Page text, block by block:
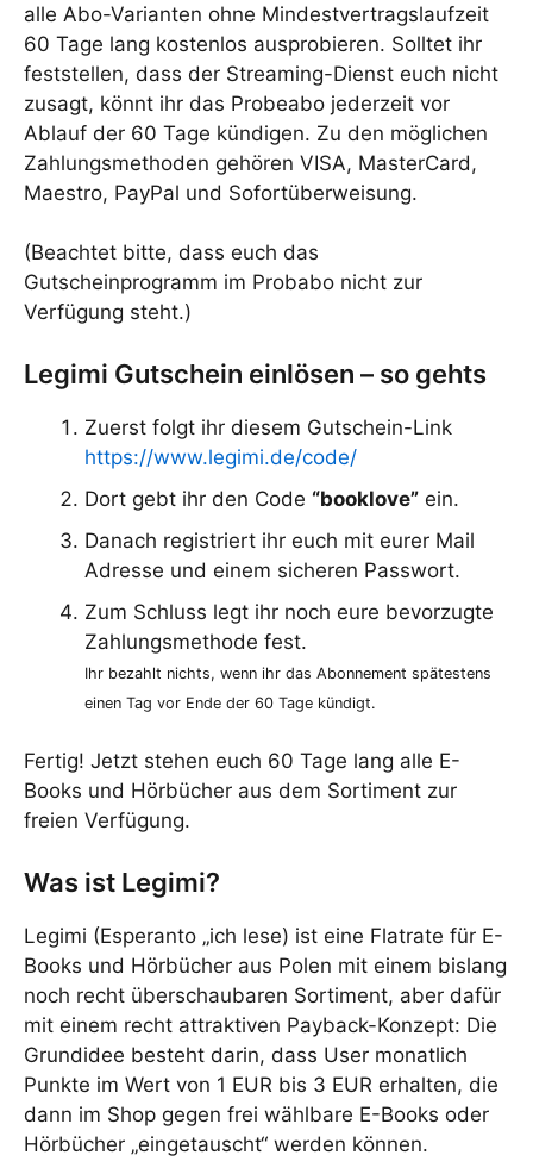
alle Abo-Varianten ohne Mindestvertragslaufzeit
60 Tage lang kostenlos ausprobieren. Solltet ihr
feststellen, dass der Streaming-Dienst euch nicht
zusagt, könnt ihr das Probeabo jederzeit vor
Ablauf der 60 Tage kündigen. Zu den möglichen
Zahlungsmethoden gehören VISA, MasterCard,
Maestro, PayPal und Sofortüberweisung.
(Beachtet bitte, dass euch das
Gutscheinprogramm im Probabo nicht zur
Verfügung steht.)
Legimi Gutschein einlösen – so gehts
Zuerst folgt ihr diesem Gutschein-Link
https://www.legimi.de/code/
Dort gebt ihr den Code “booklove” ein.
Danach registriert ihr euch mit eurer Mail
Adresse und einem sicheren Passwort.
Zum Schluss legt ihr noch eure bevorzugte
Zahlungsmethode fest.
Ihr bezahlt nichts, wenn ihr das Abonnement spätestens
einen Tag vor Ende der 60 Tage kündigt.
Fertig! Jetzt stehen euch 60 Tage lang alle E-
Books und Hörbücher aus dem Sortiment zur
freien Verfügung.
Was ist Legimi?
Legimi (Esperanto „ich lese) ist eine Flatrate für E-
Books und Hörbücher aus Polen mit einem bislang
noch recht überschaubaren Sortiment, aber dafür
mit einem recht attraktiven Payback-Konzept: Die
Grundidee besteht darin, dass User monatlich
Punkte im Wert von 1 EUR bis 3 EUR erhalten, die
dann im Shop gegen frei wählbare E-Books oder
Hörbücher „eingetauscht“ werden können.